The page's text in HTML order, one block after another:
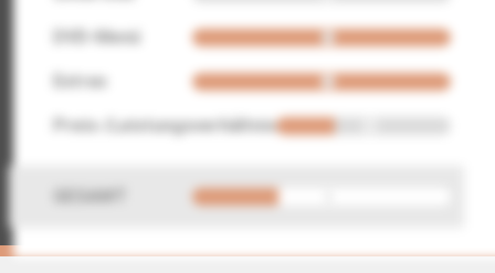
DVD-Menü
Extras
Preis-/Leistungsverhältnis